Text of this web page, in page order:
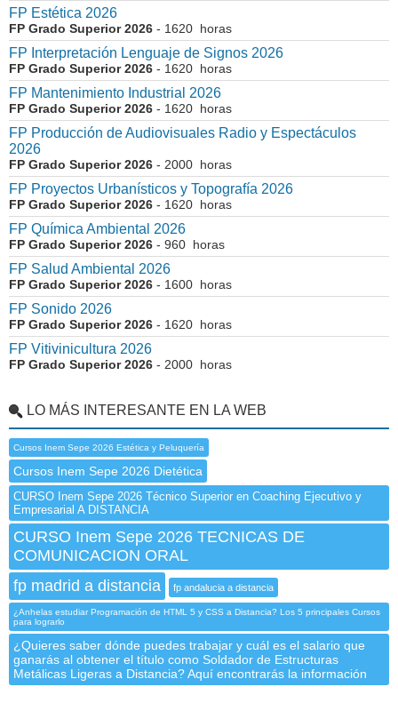
FP Estética 2026
FP Grado Superior 2026 - 1620 horas
FP Interpretación Lenguaje de Signos 2026
FP Grado Superior 2026 - 1620 horas
FP Mantenimiento Industrial 2026
FP Grado Superior 2026 - 1620 horas
FP Producción de Audiovisuales Radio y Espectáculos
2026
FP Grado Superior 2026 - 2000 horas
FP Proyectos Urbanísticos y Topografía 2026
FP Grado Superior 2026 - 1620 horas
FP Química Ambiental 2026
FP Grado Superior 2026 - 960 horas
FP Salud Ambiental 2026
FP Grado Superior 2026 - 1600 horas
FP Sonido 2026
FP Grado Superior 2026 - 1620 horas
FP Vitivinicultura 2026
FP Grado Superior 2026 - 2000 horas
LO MÁS INTERESANTE EN LA WEB
Cursos Inem Sepe 2026 Estética y Peluquería
Cursos Inem Sepe 2026 Dietética
CURSO Inem Sepe 2026 Técnico Superior en Coaching Ejecutivo y
Empresarial A DISTANCIA
CURSO Inem Sepe 2026 TECNICAS DE
COMUNICACION ORAL
fp madrid a distancia
fp andalucia a distancia
¿Anhelas estudiar Programación de HTML 5 y CSS a Distancia? Los 5 principales Cursos
para lograrlo
¿Quieres saber dónde puedes trabajar y cuál es el salario que
ganarás al obtener el título como Soldador de Estructuras
Metálicas Ligeras a Distancia? Aquí encontrarás la información